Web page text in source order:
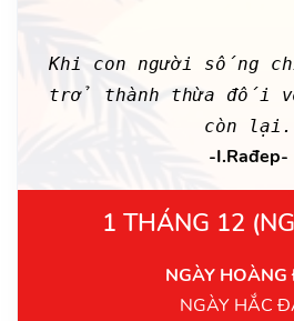
Khi con người sống
trở thành thừa đối
còn lại.
-I.Rađep-
1 THÁNG 12
NGÀY
NGÀY HẮC